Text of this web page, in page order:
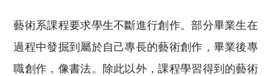
藝術系課程要求學生不斷進行創作。部分畢業生在
過程中發掘到屬於自己專長的藝術創作，畢業後專
職創作，像書法。除此以外，課程學習得到的藝術